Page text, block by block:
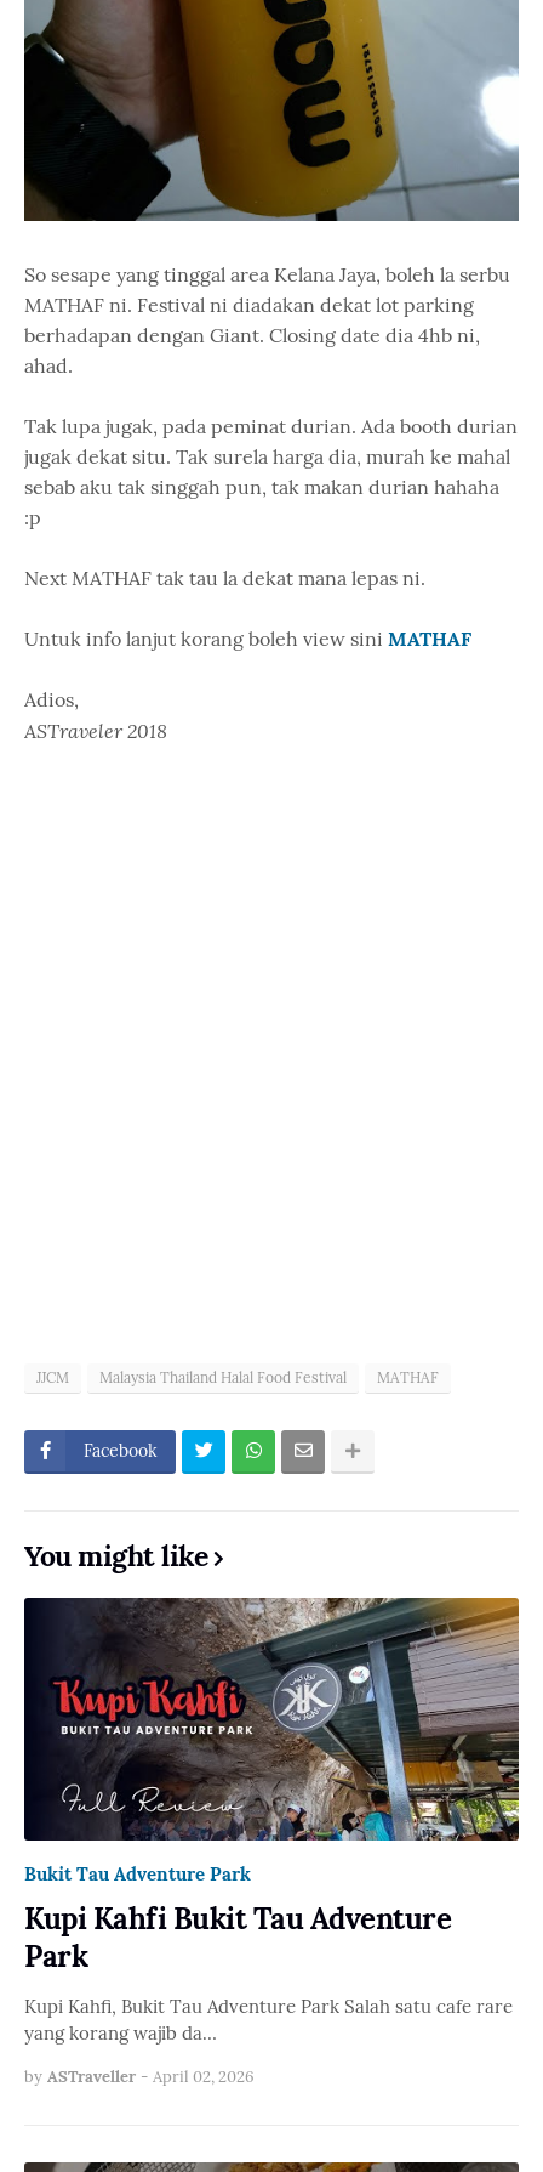
So sesape yang tinggal area Kelana Jaya, boleh la serbu
MATHAF ni. Festival ni diadakan dekat lot parking
berhadapan dengan Giant. Closing date dia 4hb ni,
ahad.
Tak lupa jugak, pada peminat durian. Ada booth durian
jugak dekat situ. Tak surela harga dia, murah ke mahal
sebab aku tak singgah pun, tak makan durian hahaha
:p
Next MATHAF tak tau la dekat mana lepas ni.
Untuk info lanjut korang boleh view sini MATHAF
Adios,
ASTraveler 2018
JJCM Malaysia Thailand Halal Food Festival MATHAF
Facebook
You might like
Bukit Tau Adventure Park
Kupi Kahfi Bukit Tau Adventure
Park
Kupi Kahfi, Bukit Tau Adventure Park Salah satu cafe rare
yang korang wajib da…
by ASTraveller - April 02, 2026